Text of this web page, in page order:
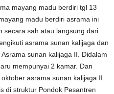
mayang madu berdiri tgl 13
madu berdiri asrama ini
secara sah atau langsung dari
asrama sunan kalijaga dan
sunan kalijaga II. Didalam
mempunyai 2 kamar. Dan
asrama sunan kalijaga II
di struktur Pondok Pesantren